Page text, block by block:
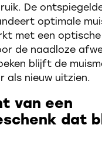
De
optimale
met een
de naadloze
blijft de
als nieuw uitzien.
van een
dat